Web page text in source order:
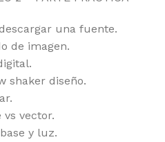
una fuente.
de imagen.
shaker diseño.
vs vector.
y luz.